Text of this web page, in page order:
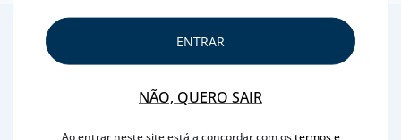
/4
Outras Sugestões
ENTRAR
NÃO, QUERO SAIR
Ao entrar neste site está a concordar com ostermos e